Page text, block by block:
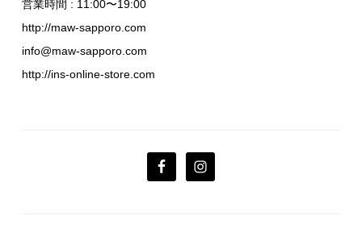
営業時間 : 11:00〜19:00
http://maw-sapporo.com
info@maw-sapporo.com
http://ins-online-store.com